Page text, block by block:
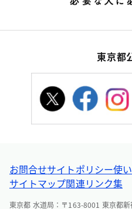
東京都
お問合せサイトポリシー使
サイトマップ関連リンク集
東京都 水道局：〒163-8001 東京都